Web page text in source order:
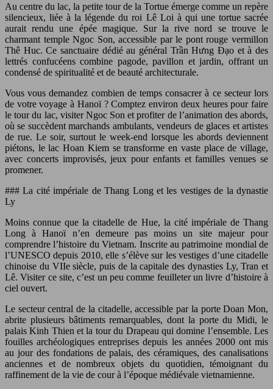
Au centre du lac, la petite tour de la Tortue émerge comme un repère
silencieux, liée à la légende du roi Lê Loi à qui une tortue sacrée
aurait rendu une épée magique. Sur la rive nord se trouve le
charmant temple Ngoc Son, accessible par le pont rouge vermillon
Thê Huc. Ce sanctuaire dédié au général Trần Hưng Đạo et à des
lettrés confucéens combine pagode, pavillon et jardin, offrant un
condensé de spiritualité et de beauté architecturale.
Vous vous demandez combien de temps consacrer à ce secteur lors
de votre voyage à Hanoï ? Comptez environ deux heures pour faire
le tour du lac, visiter Ngoc Son et profiter de l’animation des abords,
où se succèdent marchands ambulants, vendeurs de glaces et artistes
de rue. Le soir, surtout le week-end lorsque les abords deviennent
piétons, le lac Hoan Kiem se transforme en vaste place de village,
avec concerts improvisés, jeux pour enfants et familles venues se
promener.
### La cité impériale de Thang Long et les vestiges de la dynastie
Ly
Moins connue que la citadelle de Hue, la cité impériale de Thang
Long à Hanoï n’en demeure pas moins un site majeur pour
comprendre l’histoire du Vietnam. Inscrite au patrimoine mondial de
l’UNESCO depuis 2010, elle s’élève sur les vestiges d’une citadelle
chinoise du VIIe siècle, puis de la capitale des dynasties Ly, Tran et
Lê. Visiter ce site, c’est un peu comme feuilleter un livre d’histoire à
ciel ouvert.
Le secteur central de la citadelle, accessible par la porte Doan Mon,
abrite plusieurs bâtiments remarquables, dont la porte du Midi, le
palais Kinh Thien et la tour du Drapeau qui domine l’ensemble. Les
fouilles archéologiques entreprises depuis les années 2000 ont mis
au jour des fondations de palais, des céramiques, des canalisations
anciennes et de nombreux objets du quotidien, témoignant du
raffinement de la vie de cour à l’époque médiévale vietnamienne.